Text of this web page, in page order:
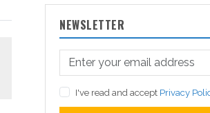
NEWSLETTER
I've read and accept Privacy